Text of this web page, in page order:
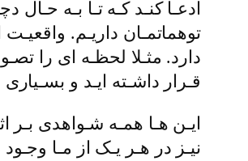
ادعـا کنـد کـه تـا بـه
توهماتمـان داریـم.
دارد. مثـلا لحظـه ای را
قـرار داشـته ایـد و بسـیاری
ایـن هـا همـه شـواهدی بـر
نیـز در هـر یـک از مـا